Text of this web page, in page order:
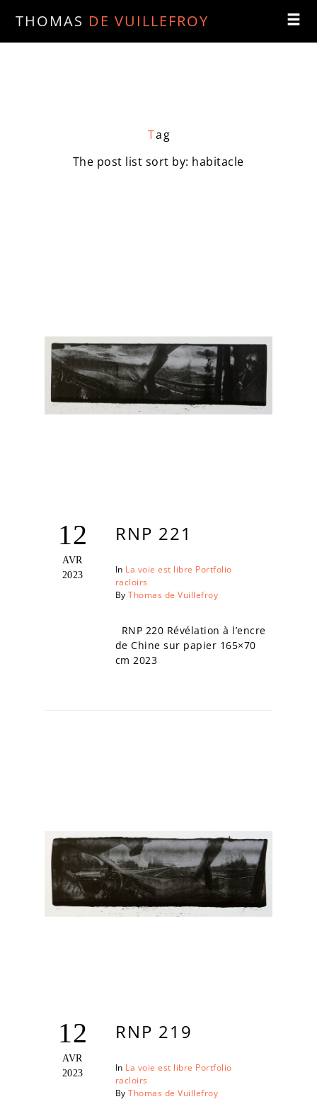
THOMAS DE VUILLEFROY
Tag
The post list sort by: habitacle
12
AVR
2023
RNP 221
In La voie est libre Portfolio
racloirs
ByThomas de Vuillefroy
RNP 220 Révélation à l’encre
de Chine sur papier 165×70
cm 2023
12
AVR
2023
RNP 219
In La voie est libre Portfolio
racloirs
ByThomas de Vuillefroy